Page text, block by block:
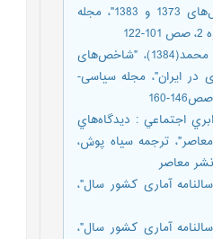
نابرابری بین آنها طی سال‌های 1373 و 1383"، مجله
- کلانتری، صمد و گنجی، محمد(1384)، "شاخص‌های
در ایران"، مجله سیاسی-
"ﻧﺎﺑﺮاﺑﺮي اﺟﺘﻤﺎﻋﻲ : دﻳﺪﮔﺎهﻫﺎي
ﺗﺮﺟﻤﻪ ﺳﻴﺎه ﭘﻮش،
ﻣﻌﺎﺻﺮ
ایران(1391)، "سالنامه آماری کشور سال"،
ایران(1392)، "سالنامه آماری کشور سال"،